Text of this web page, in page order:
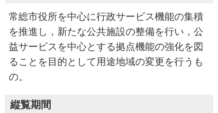
常総市役所を中心に行政サービス機能の集積
を推進し，新たな公共施設の整備を行い，公
益サービスを中心とする拠点機能の強化を図
ることを目的として用途地域の変更を行うも
の。
縦覧期間